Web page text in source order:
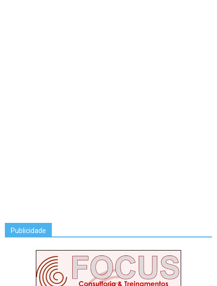
Publicidade